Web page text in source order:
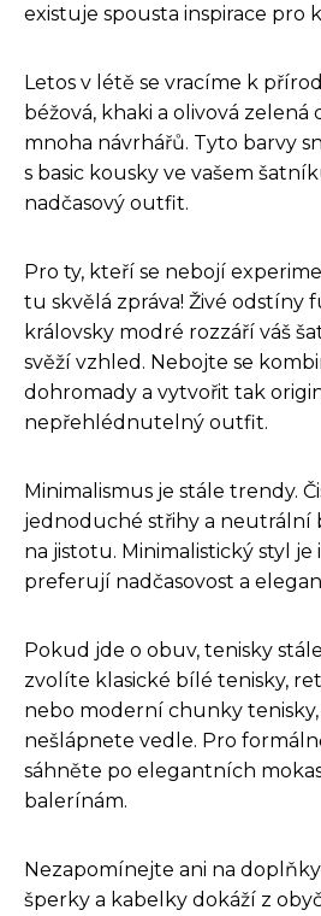
existuje spousta inspirace pro
Letos v létě se vracíme k
béžová, khaki a olivová
mnoha návrhářů. Tyto barvy
s basic kousky ve vašem
nadčasový outfit.
Pro ty, kteří se nebojí
tu skvělá zpráva! Živé odstíny
královsky modré rozzáří váš
svěží vzhled. Nebojte se
dohromady a vytvořit tak
nepřehlédnutelný outfit.
Minimalismus je stále trendy.
jednoduché střihy a neutrální
na jistotu. Minimalistický styl
preferují nadčasovost a
Pokud jde o obuv, tenisky
zvolíte klasické bílé tenisky,
nebo moderní chunky
nešlápnete vedle. Pro
sáhněte po elegantních
balerínám.
Nezapomínejte ani na
šperky a kabelky dokáží z